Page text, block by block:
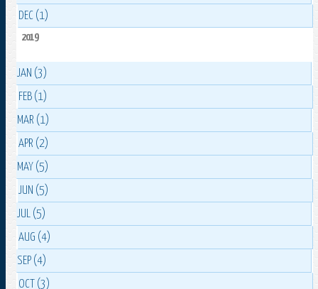
DEC (1)
2019
JAN (3)
FEB (1)
MAR (1)
APR (2)
MAY (5)
JUN (5)
JUL (5)
AUG (4)
SEP (4)
OCT (3)